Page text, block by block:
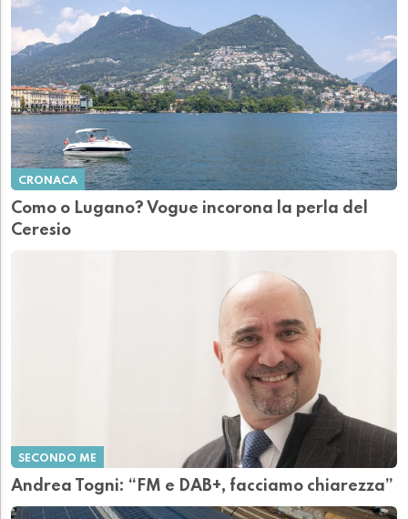
CRONACA
Como o Lugano? Vogue incorona la perla del
Ceresio
SECONDO ME
Andrea Togni: “FM e DAB+, facciamo chiarezza”